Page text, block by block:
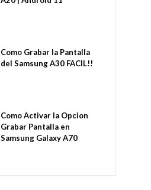
Como Grabar la Pantalla
del Samsung A30 FACIL!!
Como Activar la Opcion
Grabar Pantalla en
Samsung Galaxy A70